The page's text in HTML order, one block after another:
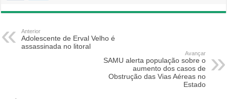
Anterior
Adolescente de Erval Velho é
assassinada no litoral
Avançar
SAMU alerta população sobre o
aumento dos casos de
Obstrução das Vias Aéreas no
Estado